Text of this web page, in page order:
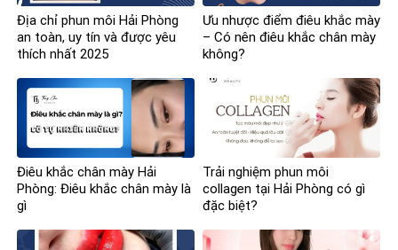
Địa chỉ phun môi Hải Phòng
an toàn, uy tín và được yêu
thích nhất 2025
Ưu nhược điểm điêu khắc mày
– Có nên điêu khắc chân mày
không?
Điêu khắc chân mày Hải
Phòng: Điêu khắc chân mày là
gì
Trải nghiệm phun môi
collagen tại Hải Phòng có gì
đặc biệt?